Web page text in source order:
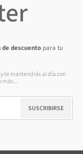
de descuentopara tu
te mantendrás al día con
más...
SUSCRIBIRSE